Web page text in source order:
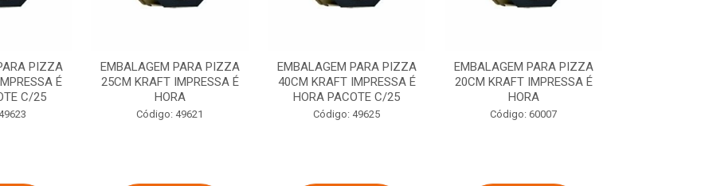
PIZZA
É
C/25
EMBALAGEM PARA PIZZA
25CM KRAFT IMPRESSA É
HORA
Código: 49621
EMBALAGEM PARA PIZZA
40CM KRAFT IMPRESSA É
HORA PACOTE C/25
Código: 49625
EMBALAGEM PARA PIZZA
20CM KRAFT IMPRESSA É
HORA
Código: 60007